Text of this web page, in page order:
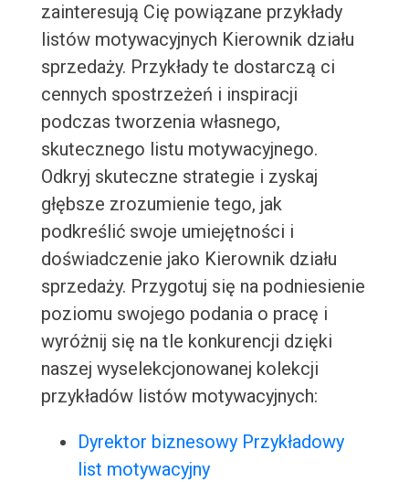
zainteresują Cię powiązane przykłady
listów motywacyjnych Kierownik działu
sprzedaży. Przykłady te dostarczą ci
cennych spostrzeżeń i inspiracji
podczas tworzenia własnego,
skutecznego listu motywacyjnego.
Odkryj skuteczne strategie i zyskaj
głębsze zrozumienie tego, jak
podkreślić swoje umiejętności i
doświadczenie jako Kierownik działu
sprzedaży. Przygotuj się na podniesienie
poziomu swojego podania o pracę i
wyróżnij się na tle konkurencji dzięki
naszej wyselekcjonowanej kolekcji
przykładów listów motywacyjnych:
Dyrektor biznesowy Przykładowy
list motywacyjny